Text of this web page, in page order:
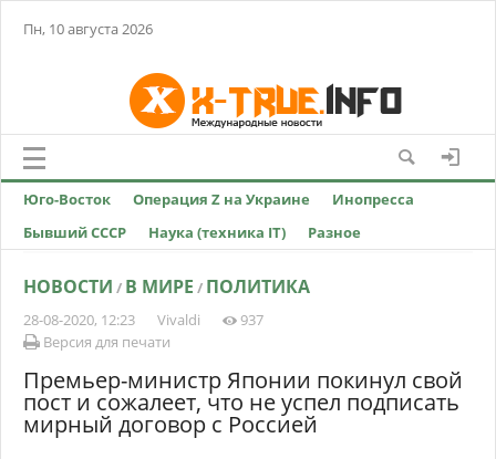
Пн, 10 августа 2026
Юго-Восток Операция Z на Украине
Инопресса
Бывший СССР
Наука (техника IT) Разное
НОВОСТИ / В МИРЕ / ПОЛИТИКА
28-08-2020, 12:23 Vivaldi
937
Версия для печати
Премьер-министр Японии покинул свой
пост и сожалеет, что не успел подписать
мирный договор с Россией